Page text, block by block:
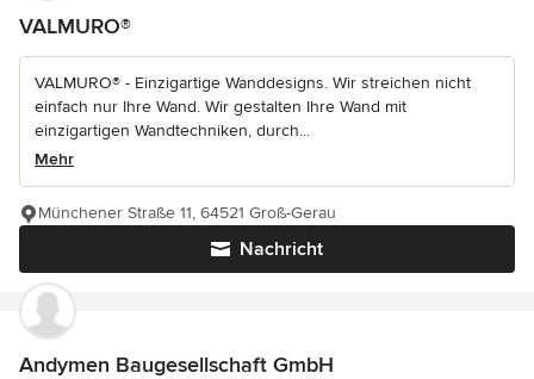
VALMURO®
VALMURO® - Einzigartige Wanddesigns. Wir streichen nicht
einfach nur Ihre Wand. Wir gestalten Ihre Wand mit
einzigartigen Wandtechniken, durch...
Mehr
Nachricht
Münchener Straße 11, 64521 Groß-Gerau
Andymen Baugesellschaft GmbH